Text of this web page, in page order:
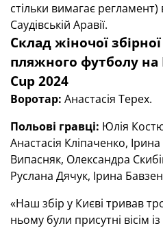
стільки вимагає
Саудівській Аравії.
Склад жіночої
пляжного футболу на
Cup 2024
Воротар: Анастасія Терех.
Польові гравці: Юлія
Анастасія Кліпаченко,
Випасняк, Олександра
Руслана Дячук, Ірина
«Наш збір у Києві тривав
ньому були присутні вісім